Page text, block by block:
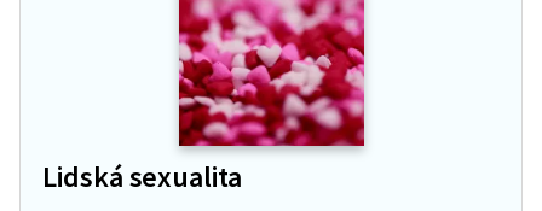
Lidská sexualita